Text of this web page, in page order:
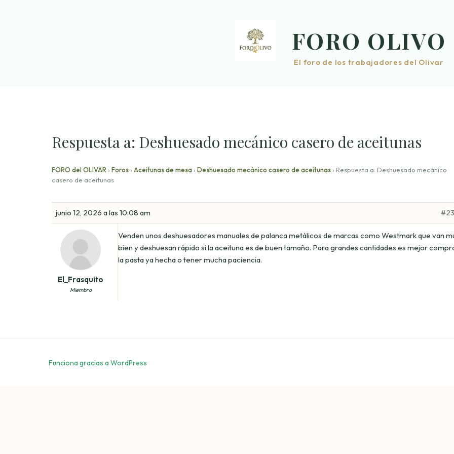
FORO OLIVO
El foro de los trabajadores del Olivar
Respuesta a: Deshuesado mecánico casero de aceitunas
FORO del OLIVAR › Foros › Aceitunas de mesa › Deshuesado mecánico casero de aceitunas › Respuesta a: Deshuesado mecánico
casero de aceitunas
junio 12, 2026 a las 10:08 am
El_Frasquito
Miembro
Venden unos deshuesadores manuales de palanca metálicos de marcas como Westmark que van
bien y deshuesan rápido si la aceituna es de buen tamaño. Para grandes cantidades es mejor
la pasta ya hecha o tener mucha paciencia.
Funciona gracias a WordPress